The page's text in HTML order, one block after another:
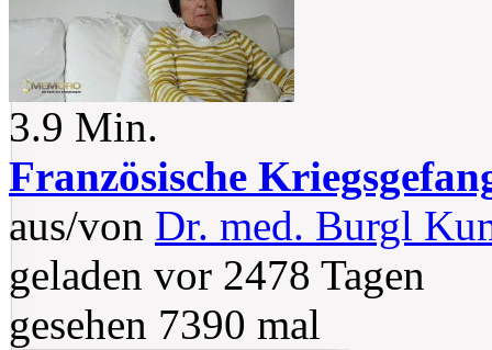
3.9 Min.
Französische
aus/von Dr. med. Burgl
geladen vor 2478 Tagen
gesehen 7390 mal